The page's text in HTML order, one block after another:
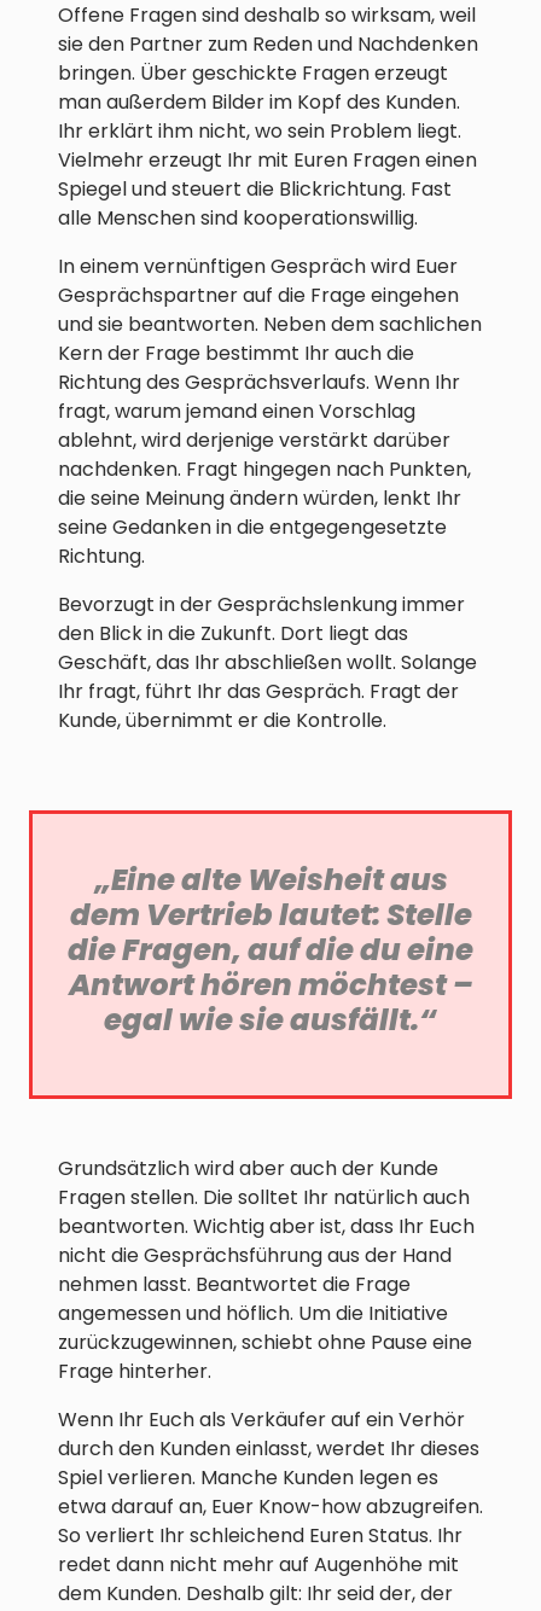
Offene Fragen sind deshalb so wirksam, weil
sie den Partner zum Reden und Nachdenken
bringen. Über geschickte Fragen erzeugt
man außerdem Bilder im Kopf des Kunden.
Ihr erklärt ihm nicht, wo sein Problem liegt.
Vielmehr erzeugt Ihr mit Euren Fragen einen
Spiegel und steuert die Blickrichtung. Fast
alle Menschen sind kooperationswillig.
In einem vernünftigen Gespräch wird Euer
Gesprächspartner auf die Frage eingehen
und sie beantworten. Neben dem sachlichen
Kern der Frage bestimmt Ihr auch die
Richtung des Gesprächsverlaufs. Wenn Ihr
fragt, warum jemand einen Vorschlag
ablehnt, wird derjenige verstärkt darüber
nachdenken. Fragt hingegen nach Punkten,
die seine Meinung ändern würden, lenkt Ihr
seine Gedanken in die entgegengesetzte
Richtung.
Bevorzugt in der Gesprächslenkung immer
den Blick in die Zukunft. Dort liegt das
Geschäft, das Ihr abschließen wollt. Solange
Ihr fragt, führt Ihr das Gespräch. Fragt der
Kunde, übernimmt er die Kontrolle.
„Eine alte Weisheit aus
dem Vertrieb lautet: Stelle
die Fragen, auf die du eine
Antwort hören möchtest –
egal wie sie ausfällt.“
Grundsätzlich wird aber auch der Kunde
Fragen stellen. Die solltet Ihr natürlich auch
beantworten. Wichtig aber ist, dass Ihr Euch
nicht die Gesprächsführung aus der Hand
nehmen lasst. Beantwortet die Frage
angemessen und höflich. Um die Initiative
zurückzugewinnen, schiebt ohne Pause eine
Frage hinterher.
Wenn Ihr Euch als Verkäufer auf ein Verhör
durch den Kunden einlasst, werdet Ihr dieses
Spiel verlieren. Manche Kunden legen es
etwa darauf an, Euer Know-how abzugreifen.
So verliert Ihr schleichend Euren Status. Ihr
redet dann nicht mehr auf Augenhöhe mit
dem Kunden. Deshalb gilt: Ihr seid der, der